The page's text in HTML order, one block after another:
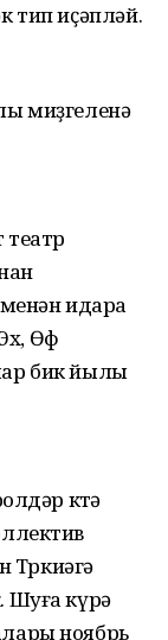
тип иҫәпләй.
миҙгеленә
идара
Өфө
бик йылы
көтә
Төркиәгә
Шуға күрә
ноябрь